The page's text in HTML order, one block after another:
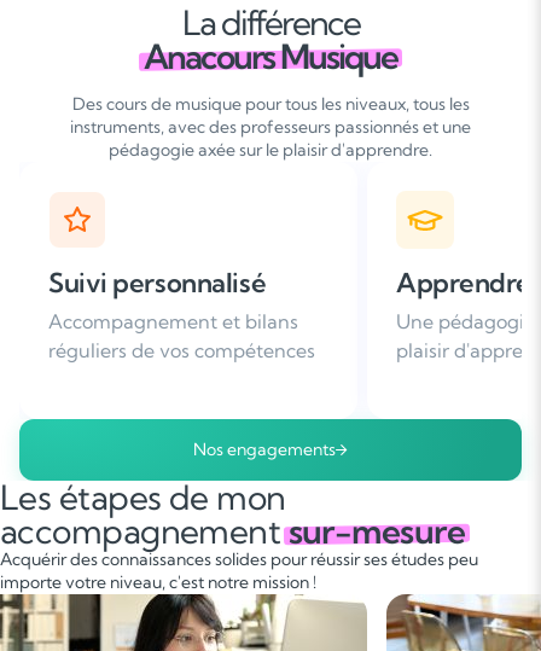
La différence
Anacours Musique
Des cours de musique pour tous les niveaux, tous les
instruments, avec des professeurs passionnés et une
pédagogie axée sur le plaisir d'apprendre.
Apprendre avec plaisir
Une pédagogie basée sur le
plaisir d'apprendre
Plus de 96% de
nous
Nos engagements
Les étapes de mon
accompagnementsur-mesure
Acquérir des connaissances solides pour réussir ses études peu
importe votre niveau, c'est notre mission !